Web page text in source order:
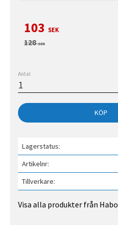
Nedsatt pris:
103 SEK
Ordinarie pris:
128SEK
Antal
KÖP
Lagerstatus
Artikelnr
Tillverkare
Visa alla produkter från Habo